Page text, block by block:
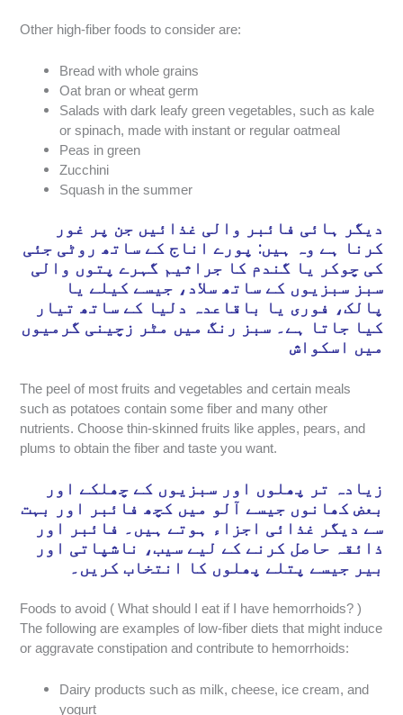
Other high-fiber foods to consider are:
Bread with whole grains
Oat bran or wheat germ
Salads with dark leafy green vegetables, such as kale
or spinach, made with instant or regular oatmeal
Peas in green
Zucchini
Squash in the summer
دیگر ہائی فائبر والی غذائیں جن پر غور
کرنا ہے وہ ہیں: پورے اناج کے ساتھ روٹی جئی
کی چوکر یا گندم کا جراثیم گہرے پتوں والی
سبز سبزیوں کے ساتھ سلاد، جیسے کیلے یا
پالک، فوری یا باقاعدہ دلیا کے ساتھ تیار
کیا جاتا ہے۔ سبز رنگ میں مٹر زچینی گرمیوں
میں اسکواش
The peel of most fruits and vegetables and certain meals
such as potatoes contain some fiber and many other
nutrients. Choose thin-skinned fruits like apples, pears, and
plums to obtain the fiber and taste you want.
زیادہ تر پھلوں اور سبزیوں کے چھلکے اور
بعض کھانوں جیسے آلو میں کچھ فائبر اور بہت
سے دیگر غذائی اجزاء ہوتے ہیں۔ فائبر اور
ذائقہ حاصل کرنے کے لیے سیب، ناشپاتی اور
بیر جیسے پتلے پھلوں کا انتخاب کریں۔
Foods to avoid ( What should I eat if I have hemorrhoids? )
The following are examples of low-fiber diets that might induce
or aggravate constipation and contribute to hemorrhoids:
Dairy products such as milk, cheese, ice cream, and
yogurt